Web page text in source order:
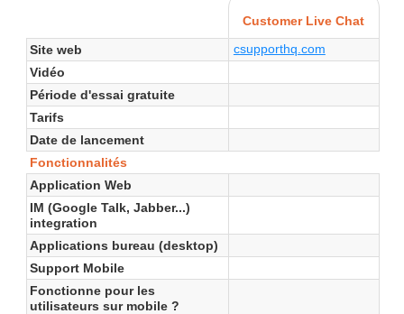
Customer Live Chat
Site web
csupporthq.com
Vidéo
Période d'essai gratuite
Tarifs
Date de lancement
Fonctionnalités
Application Web
IM (Google Talk, Jabber...)
integration
Applications bureau (desktop)
Support Mobile
Fonctionne pour les
utilisateurs sur mobile ?